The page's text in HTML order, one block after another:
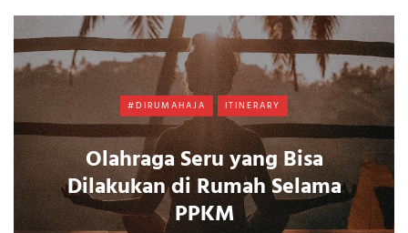
#DIRUMAHAJA ITINERARY
Olahraga Seru yang Bisa
Dilakukan di Rumah Selama
PPKM